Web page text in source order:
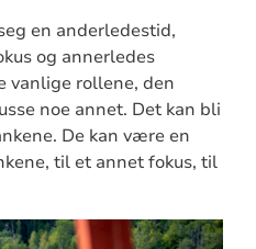
en anderledestid,
og annerledes
vanlige rollene, den
noe annet. Det kan bli
De kan være en
til et annet fokus, til